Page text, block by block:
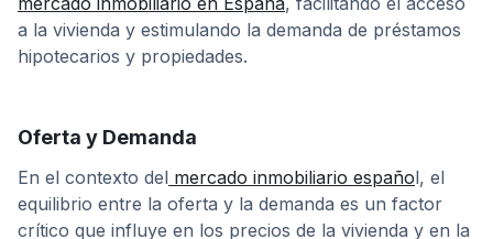
a la vivienda y estimulando la demanda de préstamos
hipotecarios y propiedades.
Oferta y Demanda
En el contexto del mercado inmobiliario español, el
equilibrio entre la oferta y la demanda es un factor
crítico que influye en los precios de la vivienda y en la